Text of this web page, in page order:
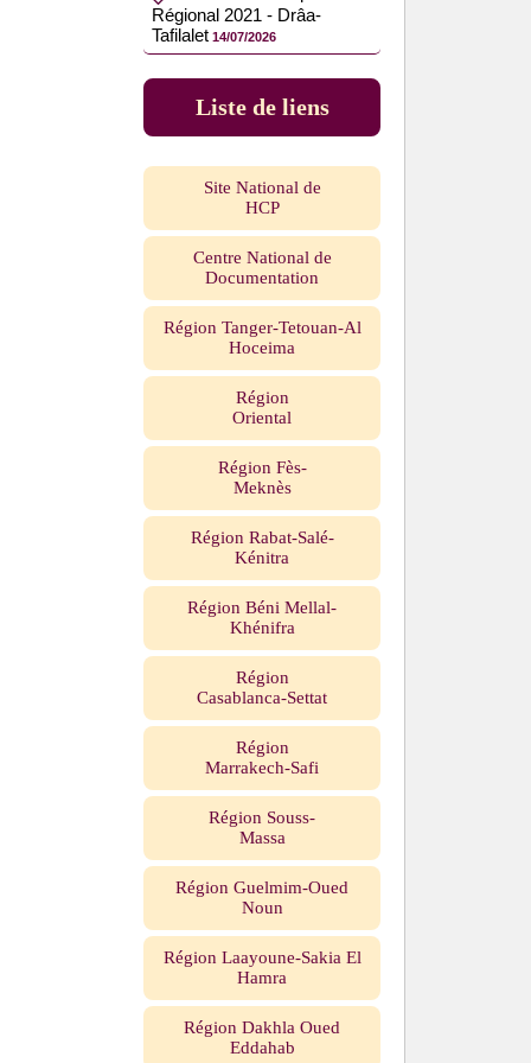
Régional 2021 - Drâa-
Tafilalet 14/07/2026
Liste de liens
Site National de
HCP
Centre National de
Documentation
Région Tanger-Tetouan-Al
Hoceima
Région
Oriental
Région Fès-
Meknès
Région Rabat-Salé-
Kénitra
Région Béni Mellal-
Khénifra
Région
Casablanca-Settat
Région
Marrakech-Safi
Région Souss-
Massa
Région Guelmim-Oued
Noun
Région Laayoune-Sakia El
Hamra
Région Dakhla Oued
Eddahab